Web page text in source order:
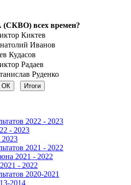
всех времен?
Киктев
Иванов
Кудасов
Радаев
Руденко
2022 - 2023
- 2023
2023
2021 - 2022
2021 - 2022
- 2022
2020-2021
2014